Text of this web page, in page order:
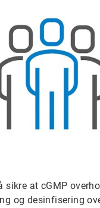
sikre at cGMP
og desinfisering